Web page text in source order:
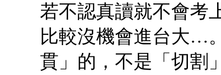
若不認真讀就不會考
比較沒機會進台大…
貫」的，不是「切割